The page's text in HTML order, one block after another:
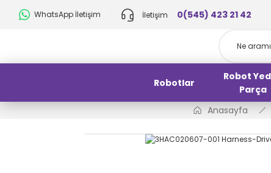
WhatsApp İletişim İletişim 0(545) 423 21 42
Robotlar
Robot
Parça
Anasayfa